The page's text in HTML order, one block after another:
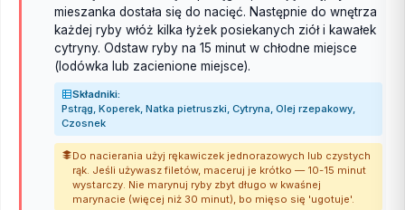
mieszanka dostała się do nacięć. Następnie do wnętrza
każdej ryby włóż kilka łyżek posiekanych ziół i kawałek
cytryny. Odstaw ryby na 15 minut w chłodne miejsce
(lodówka lub zacienione miejsce).
Składniki:
Pstrąg, Koperek, Natka pietruszki, Cytryna, Olej rzepakowy,
Czosnek
Do nacierania użyj rękawiczek jednorazowych lub czystych
rąk. Jeśli używasz filetów, maceruj je krótko — 10-15 minut
wystarczy. Nie marynuj ryby zbyt długo w kwaśnej
marynacie (więcej niż 30 minut), bo mięso się 'ugotuje'.